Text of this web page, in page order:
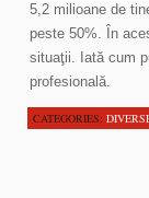
5,2 milioane de
peste 50%. În
situaţii. Iată cum
profesională.
CATEGORIES: